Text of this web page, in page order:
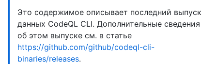
Это содержимое описывает последний выпуск
данных CodeQL CLI. Дополнительные сведения
об этом выпуске см. в статье
https://github.com/github/codeql-cli-
binaries/releases.